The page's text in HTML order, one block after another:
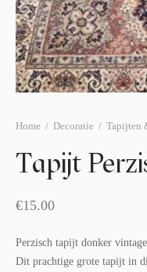
Home / Decoratie / Tapijten
Tapijt
€15.00
Perzisch tapijt donker
Dit prachtige grote tapijt in
& sweettable
deco
items